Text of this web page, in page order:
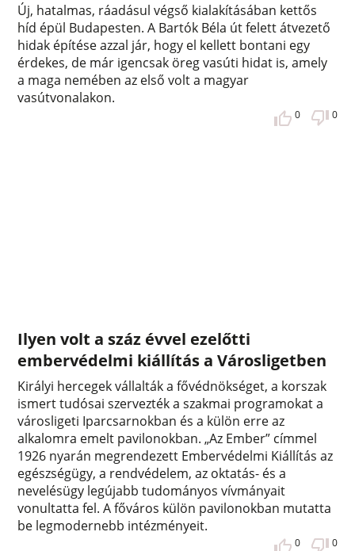
Új, hatalmas, ráadásul végső kialakításában kettős
híd épül Budapesten. A Bartók Béla út felett átvezető
hidak építése azzal jár, hogy el kellett bontani egy
érdekes, de már igencsak öreg vasúti hidat is, amely
a maga nemében az első volt a magyar
vasútvonalakon.
0 0
Ilyen volt a száz évvel ezelőtti
embervédelmi kiállítás a Városligetben
Királyi hercegek vállalták a fővédnökséget, a korszak
ismert tudósai szervezték a szakmai programokat a
városligeti Iparcsarnokban és a külön erre az
alkalomra emelt pavilonokban. „Az Ember” címmel
1926 nyarán megrendezett Embervédelmi Kiállítás az
egészségügy, a rendvédelem, az oktatás- és a
nevelésügy legújabb tudományos vívmányait
vonultatta fel. A főváros külön pavilonokban mutatta
be legmodernebb intézményeit.
0 0